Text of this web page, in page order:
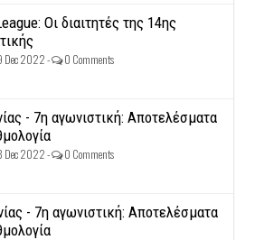
Οι διαιτητές της 14ης
Dec 2022 - 0 Comments
- 7η αγωνιστική: Αποτελέσματα
Dec 2022 - 0 Comments
- 7η αγωνιστική: Αποτελέσματα